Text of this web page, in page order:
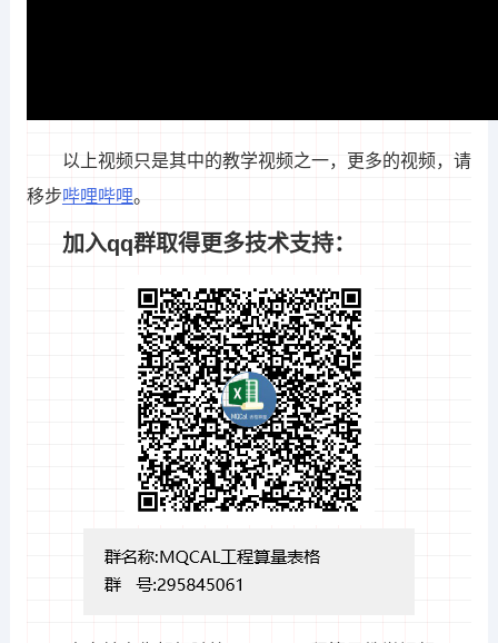
以上视频只是其中的教学视频之一，更多的视频，请
移步哔哩哔哩。
加入qq群取得更多技术支持：